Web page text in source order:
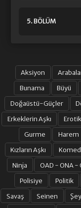
5. BÖLÜM
Aksiyon
Bunama
Büyü
Doğaüstü-Güçler
Erkeklerin Aşkı
Erotik
Gurme
Harem
Kızların Aşkı
Ninja
OAD - ONA -
Polisiye
Politik
Savaş
Seinen